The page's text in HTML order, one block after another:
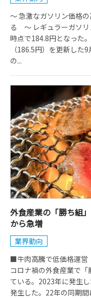
～ 急激なガソリン価格
る ～ レギュラーガソリ
時点で184.8円となった
（186.5円）を更新した
の...
外食産業の「勝ち組
から急増
業界動向
■牛肉高騰で低価格運営
コロナ禍の外食産業で
ている。2023年に発生
発生した。22年の同期